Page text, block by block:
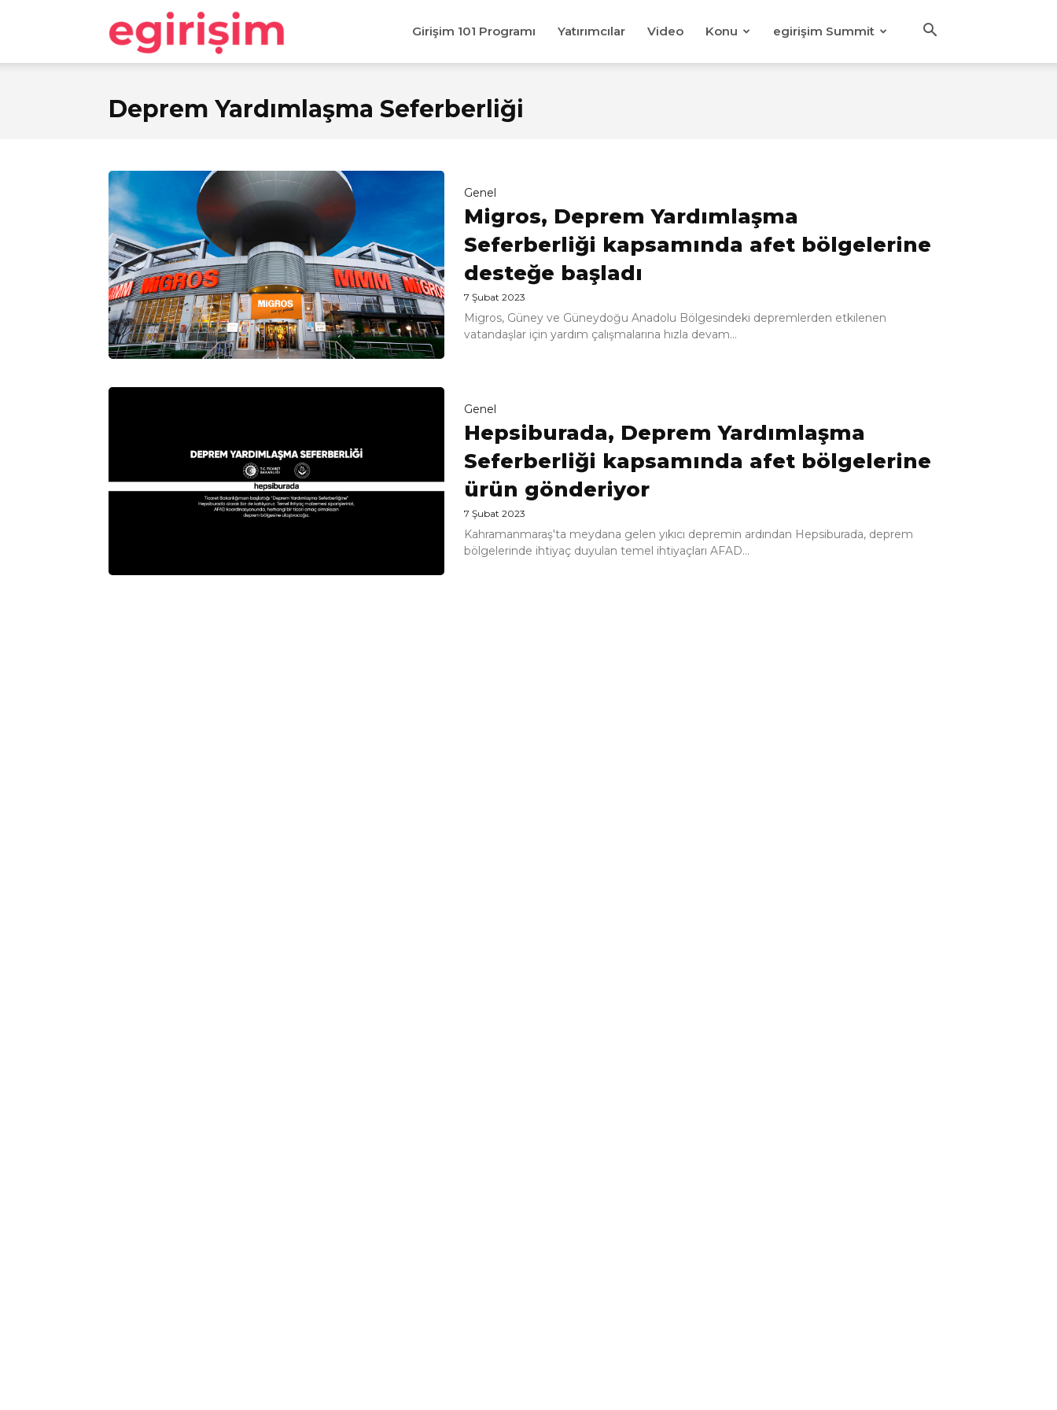
egirişim Girişim 101 Programı Yatırımcılar Video Konu egirişim Summit
Deprem Yardımlaşma Seferberliği
Genel
Migros, Deprem Yardımlaşma
Seferberliği kapsamında afet bölgelerine
desteğe başladı
7 Şubat 2023
Migros, Güney ve Güneydoğu Anadolu Bölgesindeki depremlerden etkilenen
vatandaşlar için yardım çalışmalarına hızla devam...
Genel
Hepsiburada, Deprem Yardımlaşma
Seferberliği kapsamında afet bölgelerine
ürün gönderiyor
7 Şubat 2023
Kahramanmaraş'ta meydana gelen yıkıcı depremin ardından Hepsiburada, deprem
bölgelerinde ihtiyaç duyulan temel ihtiyaçları AFAD...